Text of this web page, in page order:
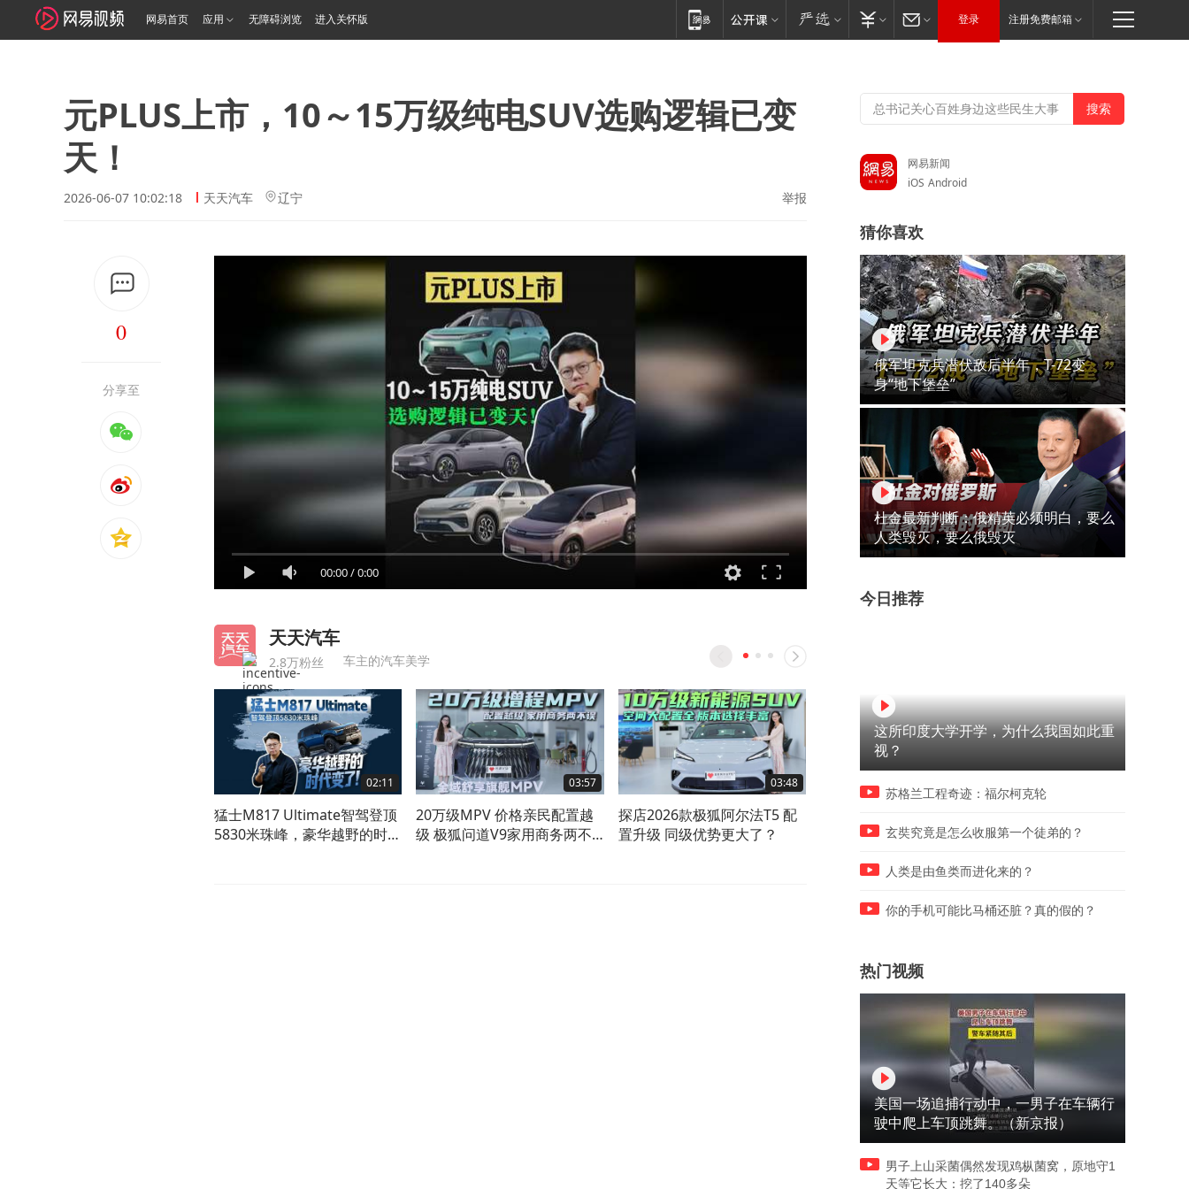
网易首页 应用 无障碍浏览 进入关怀版 登录 注册免费邮箱
元PLUS上市，10～15万级纯电SUV选购逻辑已变
天！
2026-06-07 10:02:18 天天汽车 辽宁 举报
0
分享至
00:00/0:00
天天汽车
2.8万粉丝 车主的汽车美学
02:11
猛士M817 Ultimate智驾登顶
5830米珠峰，豪华越野的时代
03:57
20万级MPV 价格亲民配置越
级 极狐问道V9家用商务两不
03:48
探店2026款极狐阿尔法T5 配
置升级 同级优势更大了？
差别有多大？
航皆在线 极狐阿尔法S6怎么
网易新闻
iOS Android
猜你喜欢
俄军坦克兵潜伏敌后半年，T-72变
身“地下堡垒”
杜金最新判断：俄精英必须明白，要么
人类毁灭，要么俄毁灭
今日推荐
这所印度大学开学，为什么我国如此重
视？
苏格兰工程奇迹：福尔柯克轮
玄奘究竟是怎么收服第一个徒弟的？
人类是由鱼类而进化来的？
你的手机可能比马桶还脏？真的假的？
热门视频
美国一场追捕行动中，一男子在车辆行
驶中爬上车顶跳舞。（新京报）
男子上山采菌偶然发现鸡枞菌窝，原地守1
天等它长大：挖了140多朵